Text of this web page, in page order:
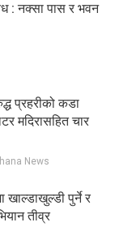
: नक्सा पास र भवन
प्रहरीको कडा
मदिरासहित चार
News
पुर्ने र
तीव्र